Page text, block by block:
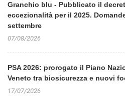
Granchio blu - Pubblicato il
eccezionalità per il 2025.
settembre
07/08/2026
PSA 2026: prorogato il Piano
Veneto tra biosicurezza e nuovi
17/07/2026